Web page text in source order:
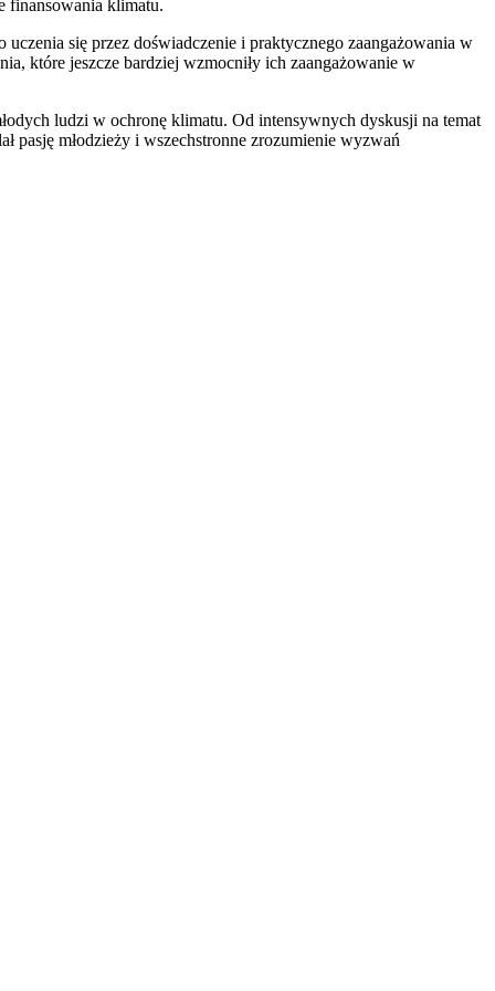
finansowania klimatu.
się przez doświadczenie i praktycznego zaangażowania w
które jeszcze bardziej wzmocniły ich zaangażowanie w
ludzi w ochronę klimatu. Od intensywnych dyskusji na temat
pasję młodzieży i wszechstronne zrozumienie wyzwań